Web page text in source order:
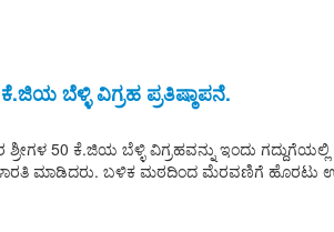
ಬೆಳ್ಳಿ ವಿಗ್ರಹ ಪ್ರತಿಷ್ಠಾಪನೆ.
50 ಕೆ.ಜಿಯ ಬೆಳ್ಳಿ ವಿಗ್ರಹವನ್ನು ಇಂದು
ಬಳಿಕ ಮಠದಿಂದ ಮೆರವಣಿಗೆ ಹೊರಟು